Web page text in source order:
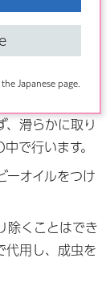
Japanese page.
すいので、大
使って、髪の
、滑らかに取り
で行います。
ーオイルをつけ
除くことはでき
代用し、成虫を